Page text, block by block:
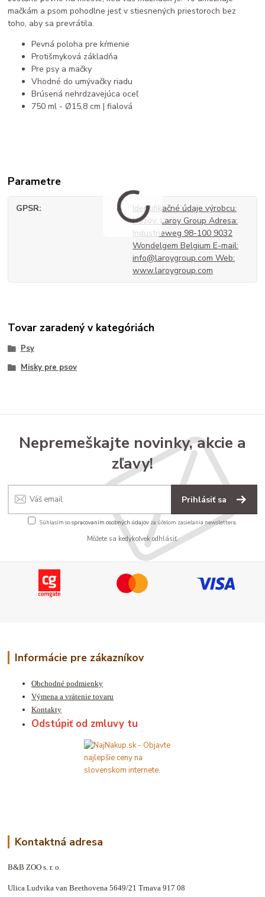
mačkám a psom pohodlne jesť v stiesnených priestoroch bez
toho, aby sa prevrátila.
Pevná poloha pre kŕmenie
Protišmyková základňa
Pre psy a mačky
Vhodné do umývačky riadu
Brúsená nehrdzavejúca oceľ
750 ml - Ø15,8 cm | fialová
Parametre
GPSR
Identifikačné údaje výrobcu:
Názov: Laroy Group Adresa:
Industrieweg 98-100 9032
Wondelgem Belgium E-mail:
info@laroygroup.com Web:
www.laroygroup.com
Tovar zaradený v kategóriách
Psy
Misky pre psov
Nepremeškajte novinky, akcie a
zľavy!
Prihlásiť sa
Súhlasím sospracovaním osobných údajov za účelom zasielania newslettera.
Môžete sa kedykoľvek odhlásiť.
Informácie pre zákazníkov
Obchodné podmienky
Výmena a vrátenie tovaru
Kontakty
Odstúpiť od zmluvy tu
Kontaktná adresa
B&B ZOO s. r. o.
Ulica Ludvika van Beethovena 5649/21 Trnava 917 08